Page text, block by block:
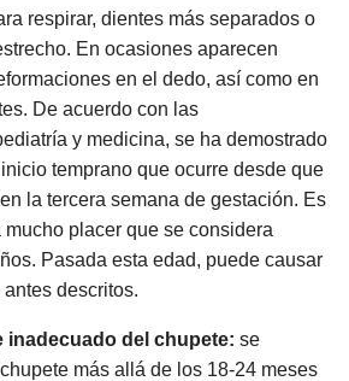
respirar, dientes más separados o
En ocasiones aparecen
en el dedo, así como en
De acuerdo con las
y medicina, se ha demostrado
temprano que ocurre desde que
la tercera semana de gestación. Es
placer que se considera
Pasada esta edad, puede causar
descritos.
inadecuado del chupete: se
más allá de los 18-24 meses